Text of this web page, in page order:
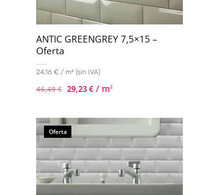
ANTIC GREENGREY 7,5×15 –
Oferta
24,16 € / m² (sin IVA)
46,49€ 29,23€ / m2
Oferta